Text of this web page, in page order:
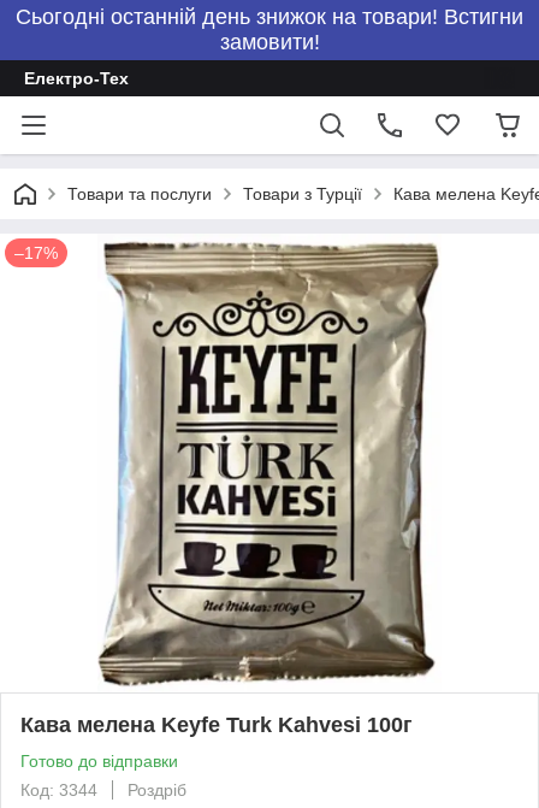
Сьогодні останній день знижок на товари! Встигни
замовити!
Електро-Тех
Товари та послуги Товари з Турції Кава мелена
–17%
Кава мелена Keyfe Turk Kahvesi 100г
Готово до відправки
Код: 3344
Роздріб